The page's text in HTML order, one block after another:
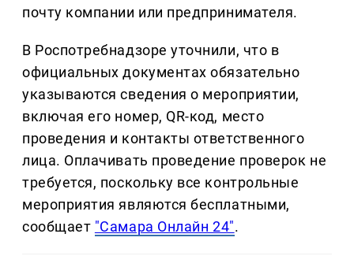
почту компании или предпринимателя.
В Роспотребнадзоре уточнили, что в
официальных документах обязательно
указываются сведения о мероприятии,
включая его номер, QR-код, место
проведения и контакты ответственного
лица. Оплачивать проведение проверок не
требуется, поскольку все контрольные
мероприятия являются бесплатными,
сообщает "Самара Онлайн 24".